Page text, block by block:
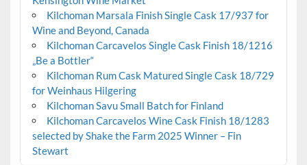
Kilchoman Marsala Finish Single Cask 17/937 for
Wine and Beyond, Canada
Kilchoman Carcavelos Single Cask Finish 18/1216
„Be a Bottler“
Kilchoman Rum Cask Matured Single Cask 18/729
for Weinhaus Hilgering
Kilchoman Savu Small Batch for Finland
Kilchoman Carcavelos Wine Cask Finish 18/1283
selected by Shake the Farm 2025 Winner – Fin
Stewart